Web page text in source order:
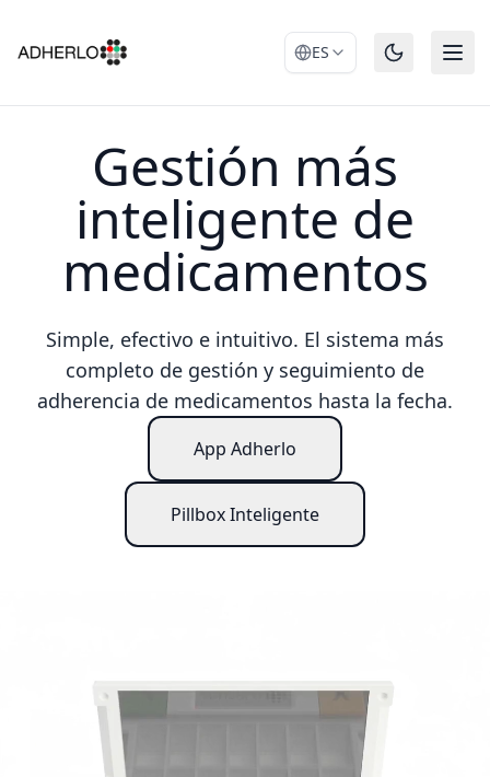
ES
Gestión más
inteligente de
medicamentos
Simple, efectivo e intuitivo. El sistema más
completo de gestión y seguimiento de
adherencia de medicamentos hasta la fecha.
App Adherlo
Pillbox Inteligente